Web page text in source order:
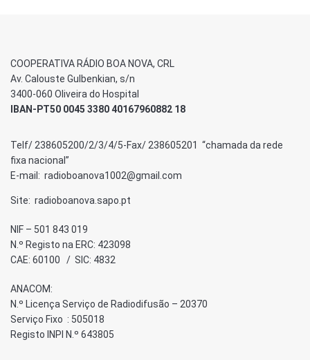
COOPERATIVA RÁDIO BOA NOVA, CRL
Av. Calouste Gulbenkian, s/n
3400-060 Oliveira do Hospital
IBAN-PT50 0045 3380 40167960882 18
Telf/ 238605200/2/3/4/5-Fax/ 238605201 “chamada da rede
fixa nacional”
E-mail: radioboanova1002@gmail.com
Site: radioboanova.sapo.pt
NIF – 501 843 019
N.º Registo na ERC: 423098
CAE: 60100 / SIC: 4832
ANACOM:
N.º Licença Serviço de Radiodifusão – 20370
Serviço Fixo : 505018
Registo INPI N.º 643805